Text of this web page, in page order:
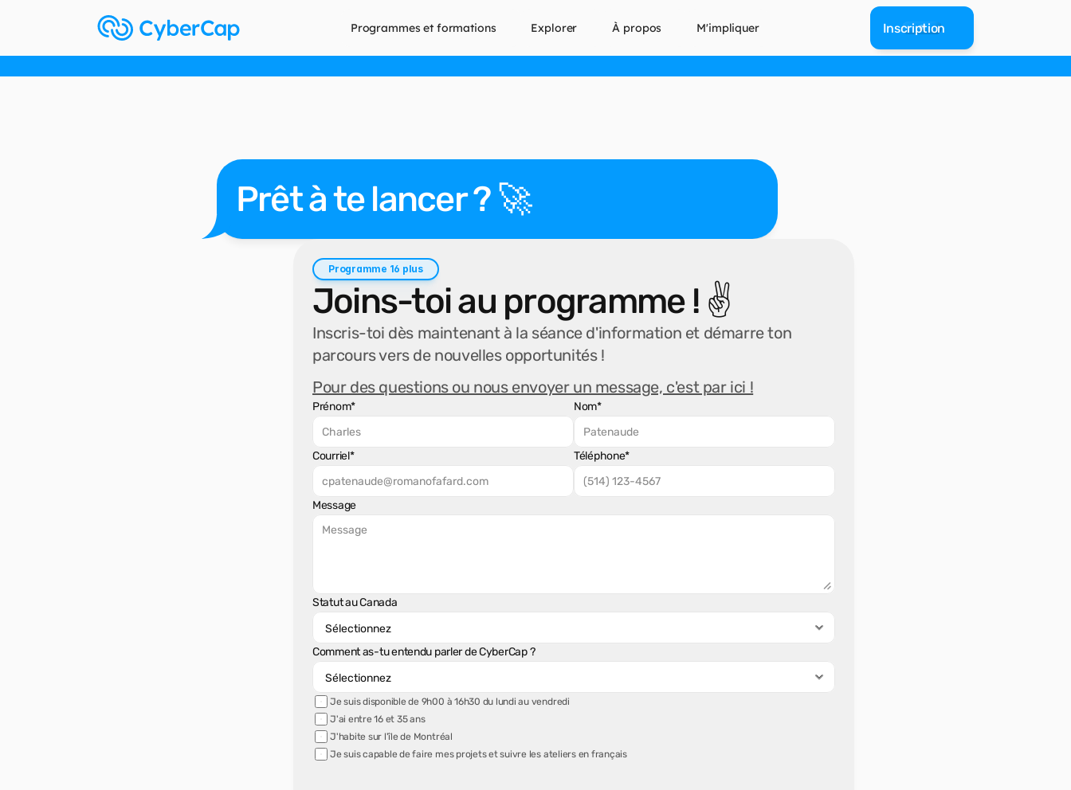
Programmes et formations Explorer À propos M'impliquer Inscription
Prêt à te lancer ? 🚀
Programme 16 plus
Joins-toi au programme ! ✌️
Inscris-toi dès maintenant à la séance d'information et démarre ton
parcours vers de nouvelles opportunités !
Pour des questions ou nous envoyer un message, c'est par ici !
Prénom* Nom*
Courriel* Téléphone*
Message
Statut au Canada
Comment as-tu entendu parler de CyberCap ?
Je suis disponible de 9h00 à 16h30 du lundi au vendredi
J'ai entre 16 et 35 ans
J'habite sur l'île de Montréal
Je suis capable de faire mes projets et suivre les ateliers en français